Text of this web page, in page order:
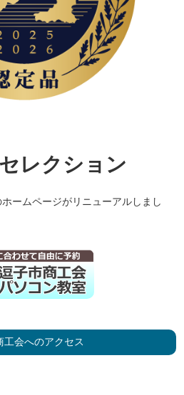
レクション
ームページがリニューアルしまし
工会へのアクセス